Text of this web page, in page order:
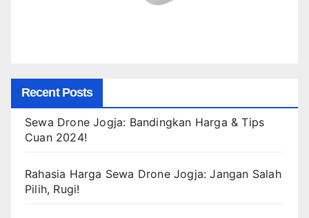
Recent Posts
Sewa Drone Jogja: Bandingkan Harga & Tips
Cuan 2024!
Rahasia Harga Sewa Drone Jogja: Jangan Salah
Pilih, Rugi!